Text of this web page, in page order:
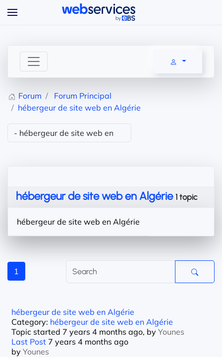
Forum
Forum Principal
hébergeur de site web en Algérie
hébergeur de site web en Algérie 1 topic
hébergeur de site web en Algérie
1
hébergeur de site web en Algérie
Category: hébergeur de site web en Algérie
Topic started 7 years 4 months ago, by Younes
Last Post 7 years 4 months ago
by Younes